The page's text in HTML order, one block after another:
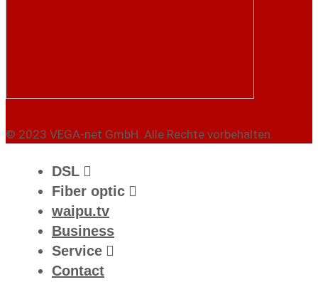
© 2023 VEGA-net GmbH. Alle Rechte vorbehalten.
DSL
Fiber optic
waipu.tv
Business
Service
Contact